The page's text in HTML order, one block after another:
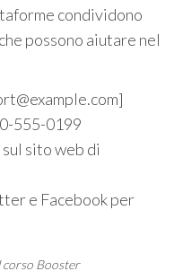
condividono
possono aiutare nel
]
555-0199
sito web di
e Facebook per
corso Booster